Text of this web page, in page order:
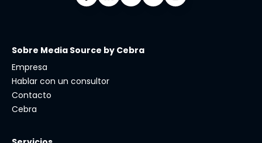
Sobre Media Source by Cebra
Empresa
Hablar con un consultor
Contacto
Cebra